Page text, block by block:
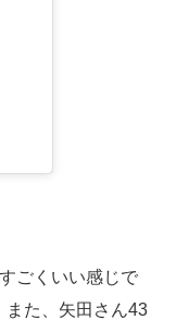
ごくいい感じで
また、矢田さん43